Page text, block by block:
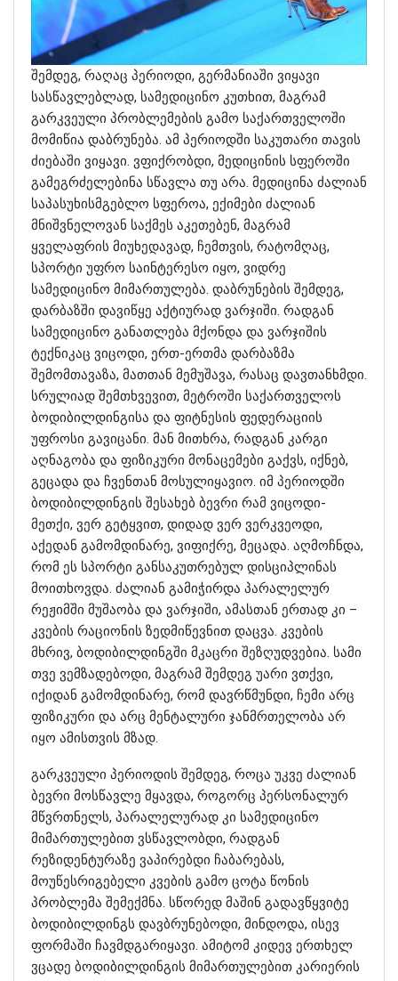
შემდეგ, რაღაც პერიოდი, გერმანიაში ვიყავი
სასწავლებლად, სამედიცინო კუთხით, მაგრამ
გარკვეული პრობლემების გამო საქართველოში
მომიწია დაბრუნება. ამ პერიოდში საკუთარი თავის
ძიებაში ვიყავი. ვფიქრობდი, მედიცინის სფეროში
გამეგრძელებინა სწავლა თუ არა. მედიცინა ძალიან
საპასუხისმგებლო სფეროა, ექიმები ძალიან
მნიშვნელოვან საქმეს აკეთებენ, მაგრამ
ყველაფრის მიუხედავად, ჩემთვის, რატომღაც,
სპორტი უფრო საინტერესო იყო, ვიდრე
სამედიცინო მიმართულება. დაბრუნების შემდეგ,
დარბაზში დავიწყე აქტიურად ვარჯიში. რადგან
სამედიცინო განათლება მქონდა და ვარჯიშის
ტექნიკაც ვიცოდი, ერთ-ერთმა დარბაზმა
შემომთავაზა, მათთან მემუშავა, რასაც დავთანხმდი.
სრულიად შემთხვევით, მეტროში საქართველოს
ბოდიბილდინგისა და ფიტნესის ფედერაციის
უფროსი გავიცანი. მან მითხრა, რადგან კარგი
აღნაგობა და ფიზიკური მონაცემები გაქვს, იქნებ,
გეცადა და ჩვენთან მოსულიყავიო. იმ პერიოდში
ბოდიბილდინგის შესახებ ბევრი რამ ვიცოდი-
მეთქი, ვერ გეტყვით, დიდად ვერ ვერკვეოდი,
აქედან გამომდინარე, ვიფიქრე, მეცადა. აღმოჩნდა,
რომ ეს სპორტი განსაკუთრებულ დისციპლინას
მოითხოვდა. ძალიან გამიჭირდა პარალელურ
რეჟიმში მუშაობა და ვარჯიში, ამასთან ერთად კი –
კვების რაციონის ზედმიწევნით დაცვა. კვების
მხრივ, ბოდიბილდინგში მკაცრი შეზღუდვებია. სამი
თვე ვემზადებოდი, მაგრამ შემდეგ უარი ვთქვი,
იქიდან გამომდინარე, რომ დავრწმუნდი, ჩემი არც
ფიზიკური და არც მენტალური ჯანმრთელობა არ
იყო ამისთვის მზად.
გარკვეული პერიოდის შემდეგ, როცა უკვე ძალიან
ბევრი მოსწავლე მყავდა, როგორც პერსონალურ
მწვრთნელს, პარალელურად კი სამედიცინო
მიმართულებით ვსწავლობდი, რადგან
რეზიდენტურაზე ვაპირებდი ჩაბარებას,
მოუწესრიგებელი კვების გამო ცოტა წონის
პრობლემა შემექმნა. სწორედ მაშინ გადავწყვიტე
ბოდიბილდინგს დავბრუნებოდი, მინდოდა, ისევ
ფორმაში ჩავმდგარიყავი. ამიტომ კიდევ ერთხელ
ვცადე ბოდიბილდინგის მიმართულებით კარიერის